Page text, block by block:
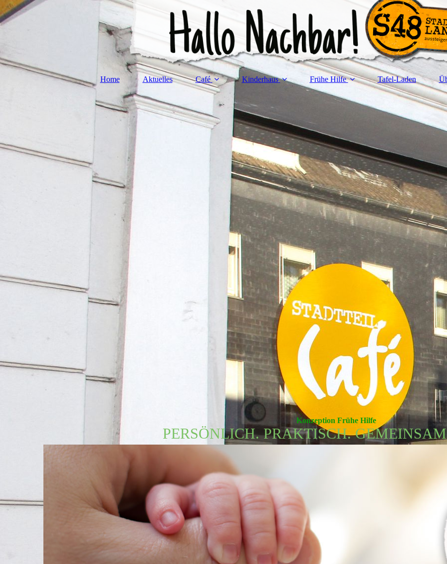
Home Aktuelles Café Kinderhaus Frühe Hilfe Tafel-Laden
Konzeption Frühe Hilfe
PERSÖNLICH. PRAKTISCH.